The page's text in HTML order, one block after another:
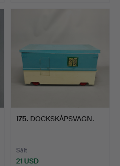
175. DOCKSKÅPSVAGN.
Sålt
21 USD